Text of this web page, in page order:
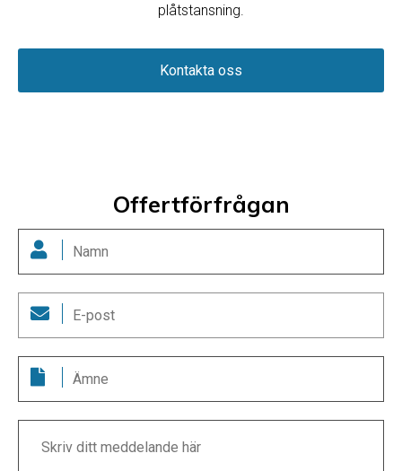
plåtstansning.
Kontakta oss
Offertförfrågan